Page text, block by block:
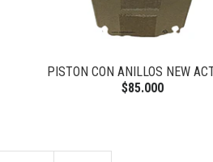
PISTON CON ANILLOS NEW
$85.000